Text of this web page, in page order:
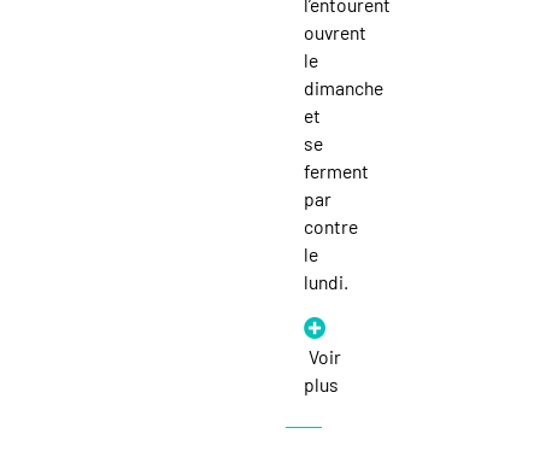
ouvrent
le
dimanche
et
se
ferment
par
contre
le
lundi.
Voir
plus